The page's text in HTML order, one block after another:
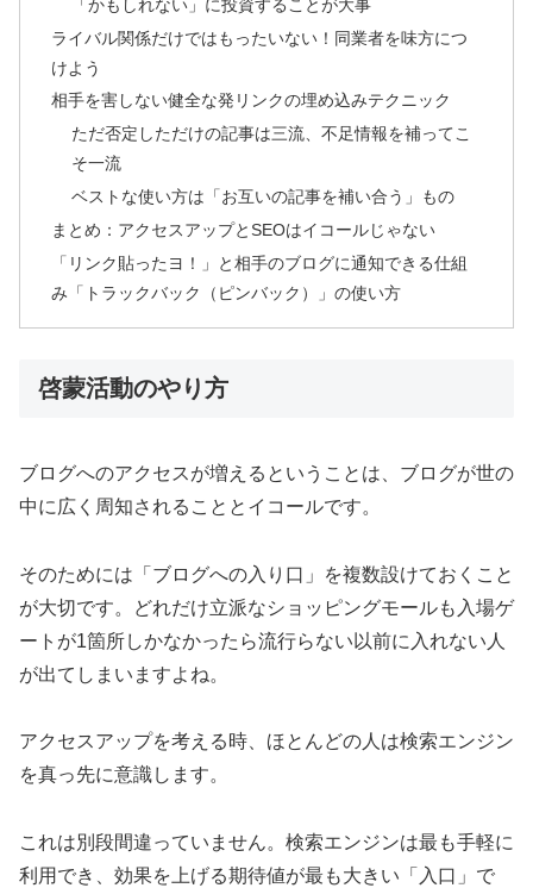
「かもしれない」に投資することが大事
ライバル関係だけではもったいない！同業者を味方につ
けよう
相手を害しない健全な発リンクの埋め込みテクニック
ただ否定しただけの記事は三流、不足情報を補ってこ
そ一流
ベストな使い方は「お互いの記事を補い合う」もの
まとめ：アクセスアップとSEOはイコールじゃない
「リンク貼ったヨ！」と相手のブログに通知できる仕組
み「トラックバック（ピンバック）」の使い方
啓蒙活動のやり方
ブログへのアクセスが増えるということは、ブログが世の
中に広く周知されることとイコールです。
そのためには「ブログへの入り口」を複数設けておくこと
が大切です。どれだけ立派なショッピングモールも入場ゲ
ートが1箇所しかなかったら流行らない以前に入れない人
が出てしまいますよね。
アクセスアップを考える時、ほとんどの人は検索エンジン
を真っ先に意識します。
これは別段間違っていません。検索エンジンは最も手軽に
利用でき、効果を上げる期待値が最も大きい「入口」で